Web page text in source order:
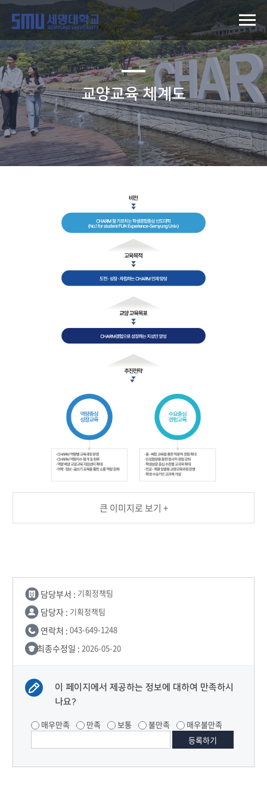
교양교육 체계도
큰 이미지로 보기 +
담당부서 : 기획정책팀
담당자 : 기획정책팀
연락처 : 043-649-1248
최종수정일 : 2026-05-20
이 페이지에서 제공하는 정보에 대하여 만족하시
나요?
매우만족 만족 보통 불만족 매우불만족